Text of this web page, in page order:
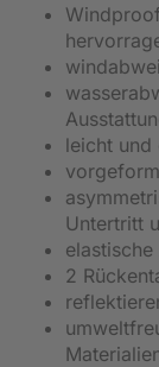
leicht und
Untertritt
2